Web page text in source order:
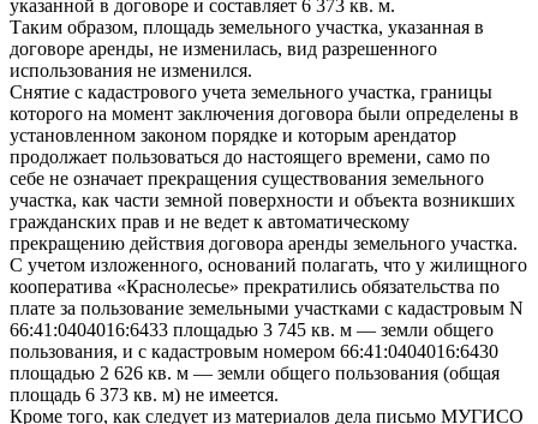
указанной в договоре и составляет 6 373 кв. м.
Таким образом, площадь земельного участка, указанная в
договоре аренды, не изменилась, вид разрешенного
использования не изменился.
Снятие с кадастрового учета земельного участка, границы
которого на момент заключения договора были определены в
установленном законом порядке и которым арендатор
продолжает пользоваться до настоящего времени, само по
себе не означает прекращения существования земельного
участка, как части земной поверхности и объекта возникших
гражданских прав и не ведет к автоматическому
прекращению действия договора аренды земельного участка.
С учетом изложенного, оснований полагать, что у жилищного
кооператива «Краснолесье» прекратились обязательства по
плате за пользование земельными участками с кадастровым N
66:41:0404016:6433 площадью 3 745 кв. м — земли общего
пользования, и с кадастровым номером 66:41:0404016:6430
площадью 2 626 кв. м — земли общего пользования (общая
площадь 6 373 кв. м) не имеется.
Кроме того, как следует из материалов дела письмо МУГИСО